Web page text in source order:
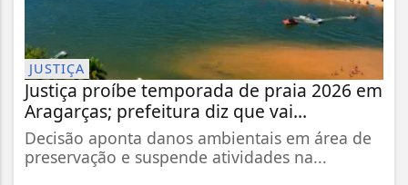
JUSTIÇA
Justiça proíbe temporada de praia 2026 em
Aragarças; prefeitura diz que vai...
Decisão aponta danos ambientais em área de
preservação e suspende atividades na...